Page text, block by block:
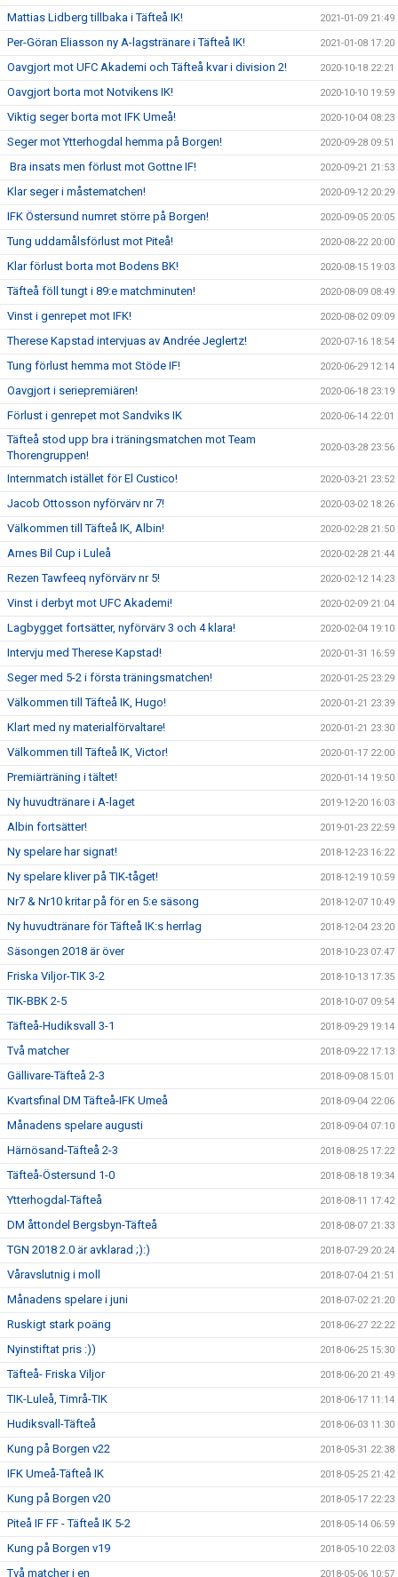
Mattias Lidberg tillbaka i Täfteå IK! 2021-01-09 21:49
Per-Göran Eliasson ny A-lagstränare i Täfteå IK! 2021-01-08 17:20
Oavgjort mot UFC Akademi och Täfteå kvar i division 2! 2020-10-18 22:21
Oavgjort borta mot Notvikens IK! 2020-10-10 19:59
Viktig seger borta mot IFK Umeå! 2020-10-04 08:23
Seger mot Ytterhogdal hemma på Borgen! 2020-09-28 09:51
Bra insats men förlust mot Gottne IF! 2020-09-21 21:53
Klar seger i måstematchen! 2020-09-12 20:29
IFK Östersund numret större på Borgen! 2020-09-05 20:05
Tung uddamålsförlust mot Piteå! 2020-08-22 20:00
Klar förlust borta mot Bodens BK! 2020-08-15 19:03
Täfteå föll tungt i 89:e matchminuten! 2020-08-09 08:49
Vinst i genrepet mot IFK! 2020-08-02 09:09
Therese Kapstad intervjuas av Andrée Jeglertz! 2020-07-16 18:54
Tung förlust hemma mot Stöde IF! 2020-06-29 12:14
Oavgjort i seriepremiären! 2020-06-18 23:19
Förlust i genrepet mot Sandviks IK 2020-06-14 22:01
Täfteå stod upp bra i träningsmatchen mot Team
Thorengruppen!
2020-03-28 23:56
Internmatch istället för El Custico! 2020-03-21 23:52
Jacob Ottosson nyförvärv nr 7! 2020-03-02 18:26
Välkommen till Täfteå IK, Albin! 2020-02-28 21:50
Arnes Bil Cup i Luleå 2020-02-28 21:44
Rezen Tawfeeq nyförvärv nr 5! 2020-02-12 14:23
Vinst i derbyt mot UFC Akademi! 2020-02-09 21:04
Lagbygget fortsätter, nyförvärv 3 och 4 klara! 2020-02-04 19:10
Intervju med Therese Kapstad! 2020-01-31 16:59
Seger med 5-2 i första träningsmatchen! 2020-01-25 23:29
Välkommen till Täfteå IK, Hugo! 2020-01-21 23:39
Klart med ny materialförvaltare! 2020-01-21 23:30
Välkommen till Täfteå IK, Victor! 2020-01-17 22:00
Premiärträning i tältet! 2020-01-14 19:50
Ny huvudtränare i A-laget 2019-12-20 16:03
Albin fortsätter! 2019-01-23 22:59
Ny spelare har signat! 2018-12-23 16:22
Ny spelare kliver på TIK-tåget! 2018-12-19 10:59
Nr7 & Nr10 kritar på för en 5:e säsong 2018-12-07 10:49
Ny huvudtränare för Täfteå IK:s herrlag 2018-12-04 23:20
Säsongen 2018 är över 2018-10-23 07:47
Friska Viljor-TIK 3-2 2018-10-13 17:35
TIK-BBK 2-5 2018-10-07 09:54
Täfteå-Hudiksvall 3-1 2018-09-29 19:14
Två matcher 2018-09-22 17:13
Gällivare-Täfteå 2-3 2018-09-08 15:01
Kvartsfinal DM Täfteå-IFK Umeå 2018-09-04 22:06
Månadens spelare augusti 2018-09-04 07:10
Härnösand-Täfteå 2-3 2018-08-25 17:22
Täfteå-Östersund 1-0 2018-08-18 19:34
Ytterhogdal-Täfteå 2018-08-11 17:42
DM åttondel Bergsbyn-Täfteå 2018-08-07 21:33
TGN 2018 2.0 är avklarad ;):) 2018-07-29 20:24
Våravslutnig i moll 2018-07-04 21:51
Månadens spelare i juni 2018-07-02 21:20
Ruskigt stark poäng 2018-06-27 22:22
Nyinstiftat pris :)) 2018-06-25 15:30
Täfteå- Friska Viljor 2018-06-20 21:49
TIK-Luleå, Timrå-TIK 2018-06-17 11:14
Hudiksvall-Täfteå 2018-06-03 11:30
Kung på Borgen v22 2018-05-31 22:38
IFK Umeå-Täfteå IK 2018-05-25 21:42
Kung på Borgen v20 2018-05-17 22:23
Piteå IF FF - Täfteå IK 5-2 2018-05-14 06:59
Kung på Borgen v19 2018-05-10 22:03
Två matcher i en 2018-05-06 10:57